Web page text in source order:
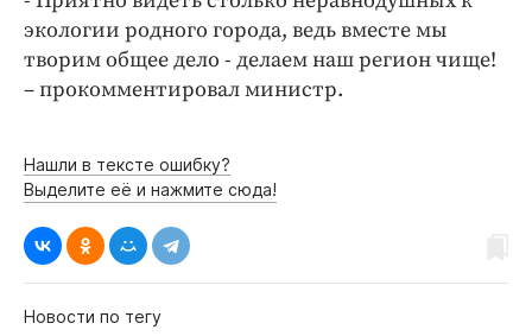
экологии родного города, ведь вместе мы
творим общее дело - делаем наш регион чище!
– прокомментировал министр.
Нашли в тексте ошибку?
Выделите её и нажмите сюда!
Новости по тегу